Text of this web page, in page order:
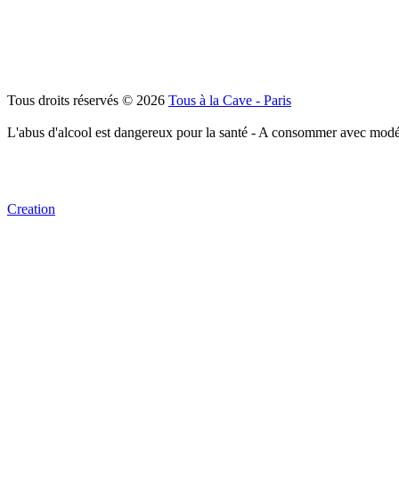
Tous droits réservés © 2026 Tous à la Cave - Paris
L'abus d'alcool est dangereux pour la santé - A consommer avec
Creation